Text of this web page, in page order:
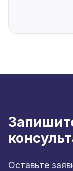
Оставьте